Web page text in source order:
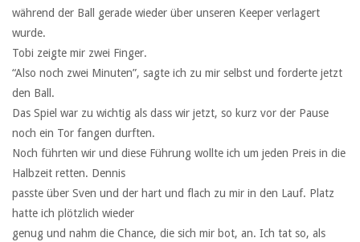
während der Ball gerade wieder über unseren Keeper verlagert
wurde.
Tobi zeigte mir zwei Finger.
“Also noch zwei Minuten”, sagte ich zu mir selbst und forderte jetzt
den Ball.
Das Spiel war zu wichtig als dass wir jetzt, so kurz vor der Pause
noch ein Tor fangen durften.
Noch führten wir und diese Führung wollte ich um jeden Preis in die
Halbzeit retten. Dennis
passte über Sven und der hart und flach zu mir in den Lauf. Platz
hatte ich plötzlich wieder
genug und nahm die Chance, die sich mir bot, an. Ich tat so, als